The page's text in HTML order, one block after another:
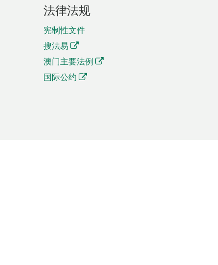
法律法规
宪制性文件
搜法易
澳门主要法例
国际公约